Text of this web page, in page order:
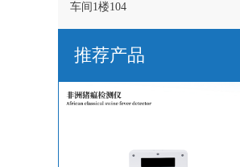
车间1楼104
推荐产品